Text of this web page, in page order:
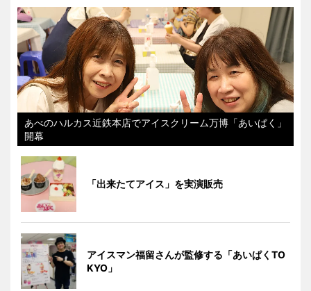
あべのハルカス近鉄本店でアイスクリーム万博「あいぱく」
開幕
「出来たてアイス」を実演販売
アイスマン福留さんが監修する「あいぱくTO
KYO」